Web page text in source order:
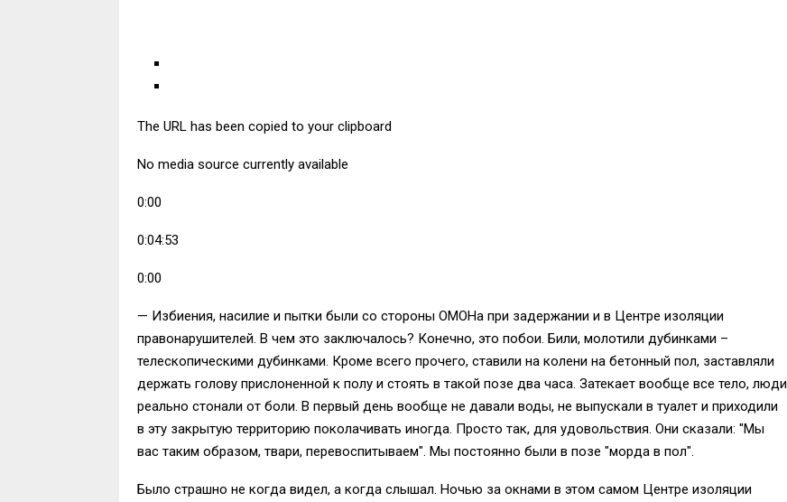
The URL has been copied to your clipboard
No media source currently available
0:00
0:04:53
0:00
— Избиения, насилие и пытки были со стороны ОМОНа при задержании и в Центре изоляции
правонарушителей. В чем это заключалось? Конечно, это побои. Били, молотили дубинками –
телескопическими дубинками. Кроме всего прочего, ставили на колени на бетонный пол, заставляли
держать голову прислоненной к полу и стоять в такой позе два часа. Затекает вообще все тело, люди
реально стонали от боли. В первый день вообще не давали воды, не выпускали в туалет и приходили
в эту закрытую территорию поколачивать иногда. Просто так, для удовольствия. Они сказали: "Мы
вас таким образом, твари, перевоспитываем". Мы постоянно были в позе "морда в пол".
Было страшно не когда видел, а когда слышал. Ночью за окнами в этом самом Центре изоляции